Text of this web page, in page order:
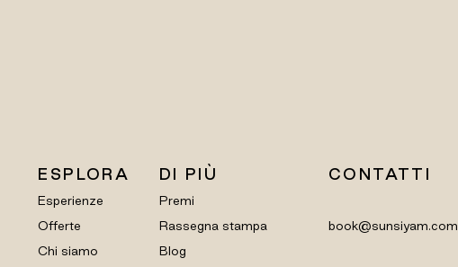
ESPLORA
Esperienze
Offerte
Chi siamo
DI PIÙ
Premi
Rassegna stampa
Blog
CONTATTI
book@sunsiyam.com